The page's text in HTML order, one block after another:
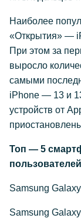
Наиболее
«Открытия» —
При этом за
выросло
самыми
iPhone — 13 и
устройств от
Топ — 5
пользователей
Samsung
Samsung